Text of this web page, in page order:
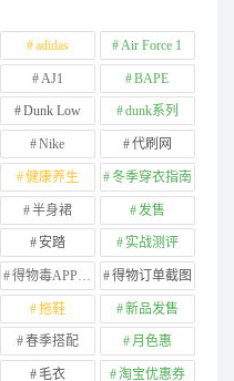
adidas Air Force 1
AJ1 BAPE
Dunk Low dunk系列
Nike 代刷网
健康养生 冬季穿衣指南
半身裙 发售
安踏 实战测评
得物毒APP订单 得物订单截图
拖鞋 新品发售
春季搭配 月色惠
毛衣 淘宝优惠券